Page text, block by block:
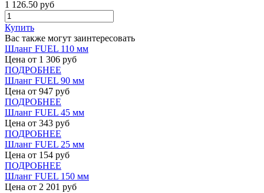
1 126.50 руб
Купить
Вас также могут заинтересовать
Шланг FUEL 110 мм
Цена от 1 306 руб
ПОДРОБНЕЕ
Шланг FUEL 90 мм
Цена от 947 руб
ПОДРОБНЕЕ
Шланг FUEL 45 мм
Цена от 343 руб
ПОДРОБНЕЕ
Шланг FUEL 25 мм
Цена от 154 руб
ПОДРОБНЕЕ
Шланг FUEL 150 мм
Цена от 2 201 руб